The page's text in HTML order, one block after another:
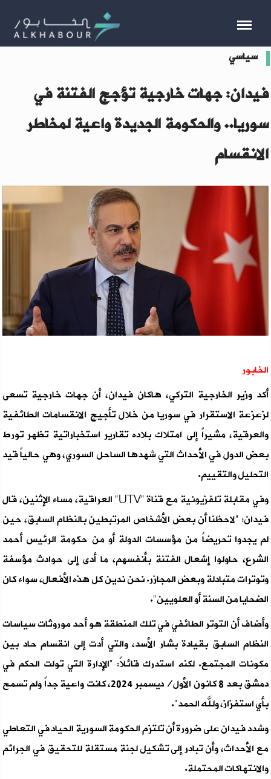
سياسي
فيدان: جهات خارجية تؤجج الفتنة في
سوريا.. والحكومة الجديدة واعية لمخاطر
الانقسام
الخابور
أكد وزير الخارجية التركي، هاكان فيدان، أن جهات خارجية تسعى
لزعزعة الاستقرار في سوريا من خلال تأجيج الانقسامات الطائفية
والعرقية، مشيراً إلى امتلاك بلاده تقارير استخباراتية تظهر تورط
بعض الدول في الأحداث التي شهدها الساحل السوري، وهي حالياً قيد
التحليل والتقييم.
وفي مقابلة تلفزيونية مع قناة "UTV" العراقية، مساء الإثنين، قال
فيدان: "لاحظنا أن بعض الأشخاص المرتبطين بالنظام السابق، حين
لم يجدوا تحريضاً من مؤسسات الدولة أو من حكومة الرئيس أحمد
الشرع، حاولوا إشعال الفتنة بأنفسهم، ما أدى إلى حوادث مؤسفة
وتوترات متبادلة وبعض المجازر. نحن ندين كل هذه الأفعال، سواء كان
الضحايا من السنة أو العلويين".
وأضاف أن التوتر الطائفي في تلك المنطقة هو أحد موروثات سياسات
النظام السابق بقيادة بشار الأسد، والتي أدت إلى انقسام حاد بين
مكونات المجتمع. لكنه استدرك قائلاً: "الإدارة التي تولت الحكم في
دمشق بعد 8 كانون الأول/ديسمبر 2024، كانت واعية جداً ولم تسمح
بأي استفزاز، ولله الحمد".
وشدد فيدان على ضرورة أن تلتزم الحكومة السورية الحياد في التعاطي
مع الأحداث، وأن تبادر إلى تشكيل لجنة مستقلة للتحقيق في الجرائم
والانتهاكات المحتملة.